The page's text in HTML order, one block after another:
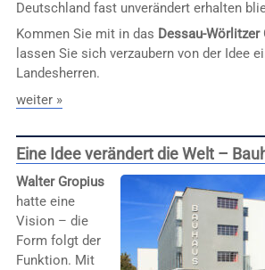
Deutschland fast unverändert erhalten
Kommen Sie mit in das Dessau-Wörlitzer
lassen Sie sich verzaubern von der Idee
Landesherren.
weiter »
Eine Idee verändert die Welt –
Walter Gropius
hatte eine
Vision – die
Form folgt der
Funktion. Mit